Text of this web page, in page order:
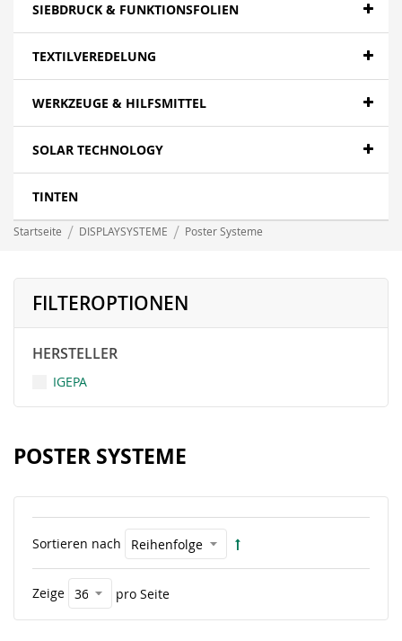
SIEBDRUCK & FUNKTIONSFOLIEN
TEXTILVEREDELUNG
WERKZEUGE & HILFSMITTEL
SOLAR TECHNOLOGY
TINTEN
Startseite DISPLAYSYSTEME Poster Systeme
POSTER SYSTEME
Sortieren nach
Zeige pro Seite
FILTEROPTIONEN
HERSTELLER
IGEPA